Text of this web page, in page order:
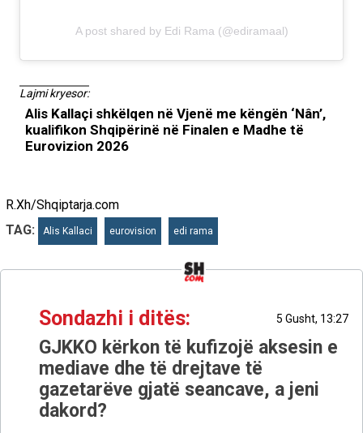
A post shared by Edi Rama (@ediramaal)
Lajmi kryesor:
Alis Kallaçi shkëlqen në Vjenë me këngën ‘Nân’,
kualifikon Shqipërinë në Finalen e Madhe të
Eurovizion 2026
R.Xh/Shqiptarja.com
TAG:
Alis Kallaci eurovision edi rama
Sondazhi i ditës: 5 Gusht, 13:27
GJKKO kërkon të kufizojë aksesin e
mediave dhe të drejtave të
gazetarëve gjatë seancave, a jeni
dakord?